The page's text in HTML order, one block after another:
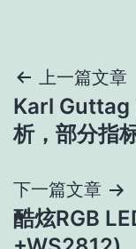
文
章
航
上一篇文章
Karl Guttag
析，部分指
下一篇文章
酷炫RGB